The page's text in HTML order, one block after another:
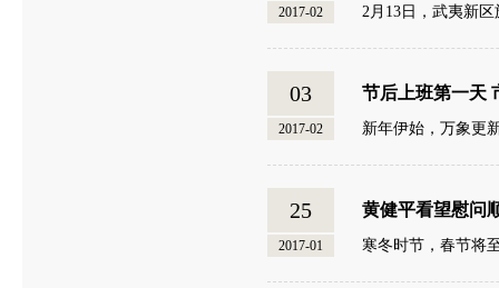
2017-02 2月13日，武夷新
03
2017-02
节后上班第一天
新年伊始，万象更
25
2017-01
黄健平看望慰问
寒冬时节，春节将